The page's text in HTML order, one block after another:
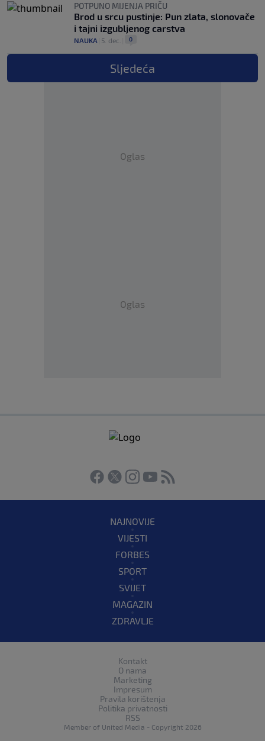
POTPUNO MIJENJA PRIČU
Brod u srcu pustinje: Pun zlata, slonovače
i tajni izgubljenog carstva
NAUKA 5. dec. 0
Sljedeća
Oglas
Oglas
NAJNOVIJE
VIJESTI
FORBES
SPORT
SVIJET
MAGAZIN
ZDRAVLJE
Kontakt
O nama
Marketing
Impresum
Pravila korištenja
Politika privatnosti
RSS
Member of United Media - Copyright 2026